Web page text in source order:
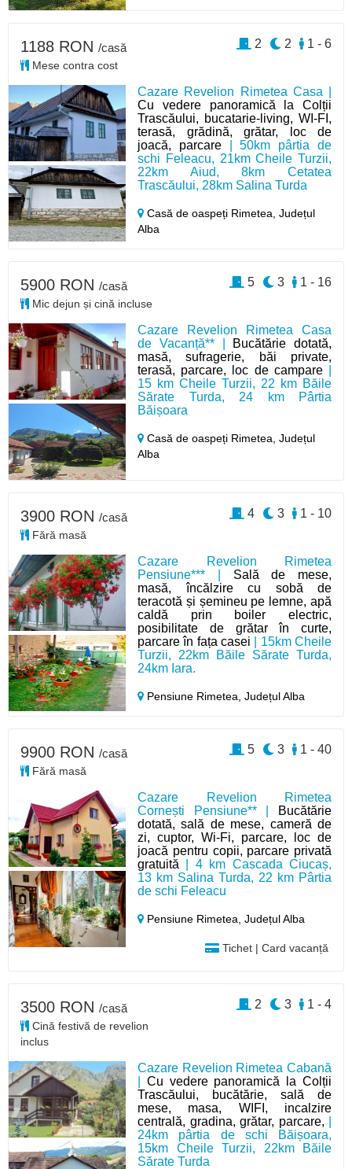
Cazare Revelion Rimetea Casa |
Cu vedere panoramică la Colții
Trascăului, bucatarie-living, WI-FI,
terasă, grădină, grătar, loc de
joacă, parcare| 50km pârtia de
schi Feleacu, 21km Cheile Turzii,
22km Aiud, 8km Cetatea
Trascăului, 28km Salina Turda
Casă de oaspeți Rimetea,Județul
Alba
1188 RON /casă
Mese contra cost
1 - 6
2
2
Cazare Revelion Rimetea Casa
de Vacanță** |
Bucătărie dotată,
masă, sufragerie, băi private,
terasă, parcare, loc de campare|
15 km Cheile Turzii, 22 km Băile
Sărate Turda, 24 km Pârtia
Băișoara
Casă de oaspeți Rimetea,Județul
Alba
5900 RON /casă
Mic dejun și cină incluse
1 - 16
3
5
Cazare Revelion Rimetea
Pensiune*** | Sală de mese,
masă, încălzire cu sobă de
teracotă și șemineu pe lemne, apă
caldă prin boiler electric,
posibilitate de grătar în curte,
parcare în fața casei | 15km Cheile
Turzii, 22km Băile Sărate Turda,
24km Iara.
Pensiune Rimetea,Județul Alba
3900 RON /casă
Fără masă
1 - 10
3
4
Cazare Revelion Rimetea
Cornești Pensiune** |
Bucătărie
dotată, sală de mese, cameră de
zi, cuptor, Wi-Fi, parcare, loc de
joacă pentru copii, parcare privată
gratuită | 4 km Cascada Ciucaș,
13 km Salina Turda, 22 km Pârtia
de schi Feleacu
Pensiune Rimetea,Județul Alba
Tichet | Card vacanță
9900 RON /casă
Fără masă
1 - 40
3
5
Cazare Revelion Rimetea Cabană
Cu vedere panoramică la Colții
Trascăului, bucătărie, sală de
mese, masa, WIFI, incalzire
centrală, gradina, grătar, parcare,
24km pârtia de schi Băișoara,
15km Cheile Turzii, 22km Băile
Sărate Turda
3500 RON /casă
Cină festivă de revelion
inclus
1 - 4
3
2